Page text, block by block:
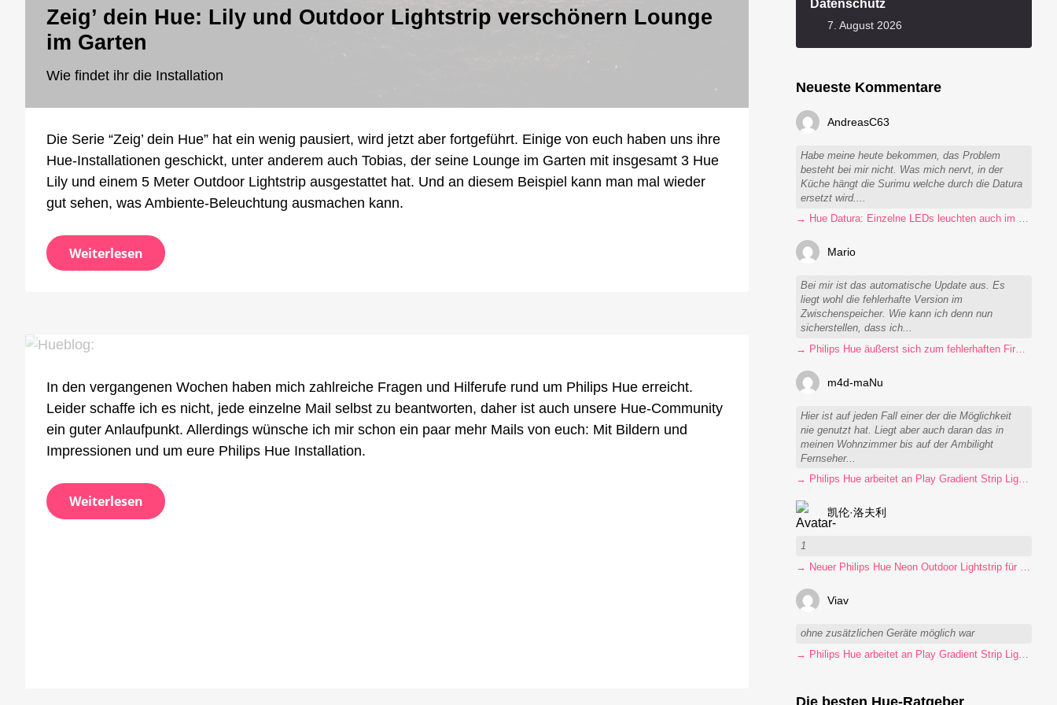
dein
Hue:
im
Garten
Zeig’ dein Hue: Lily und Outdoor Lightstrip verschönern Lounge
im Garten
Wie findet ihr die Installation
Die Serie “Zeig’ dein Hue” hat ein wenig pausiert, wird jetzt aber fortgeführt. Einige von euch haben uns ihre
Hue-Installationen geschickt, unter anderem auch Tobias, der seine Lounge im Garten mit insgesamt 3 Hue
Lily und einem 5 Meter Outdoor Lightstrip ausgestattet hat. Und an diesem Beispiel kann man mal wieder
gut sehen, was Ambiente-Beleuchtung ausmachen kann.
Weiterlesen
8. Juli 2022 Fabian
Installationen
In den vergangenen Wochen haben mich zahlreiche Fragen und Hilferufe rund um Philips Hue erreicht.
Leider schaffe ich es nicht, jede einzelne Mail selbst zu beantworten, daher ist auch unsere Hue-Community
ein guter Anlaufpunkt. Allerdings wünsche ich mir schon ein paar mehr Mails von euch: Mit Bildern und
Impressionen und um eure Philips Hue Installation.
Weiterlesen
Datenschutz
7. August 2026
Neueste Kommentare
AndreasC63
Habe meine heute bekommen, das Problem
besteht bei mir nicht. Was mich nervt, in der
Küche hängt die Surimu welche durch die Datura
ersetzt wird....
→ Hue Datura: Einzelne LEDs leuchten auch im ausgeschalteten Zustand
Mario
Bei mir ist das automatische Update aus. Es
liegt wohl die fehlerhafte Version im
Zwischenspeicher. Wie kann ich denn nun
sicherstellen, dass ich...
→ Philips Hue äußerst sich zum fehlerhaften Firmware-Update
m4d-maNu
Hier ist auf jeden Fall einer der die Möglichkeit
nie genutzt hat. Liegt aber auch daran das in
meinen Wohnzimmer bis auf der Ambilight
Fernseher...
→ Philips Hue arbeitet an Play Gradient Strip Light Pro
凯伦·洛夫利
1
Viav
ohne zusätzlichen Geräte möglich war
→ Philips Hue arbeitet an Play Gradient Strip Light Pro
Die besten Hue-Ratgeber